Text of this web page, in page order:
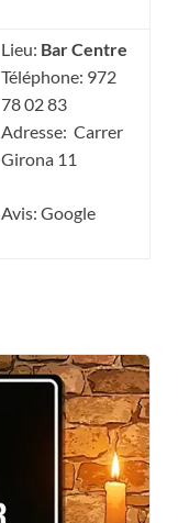
Lieu: Bar Centre
Téléphone: 972
78 02 83
Adresse: Carrer
Girona 11
Avis: Google